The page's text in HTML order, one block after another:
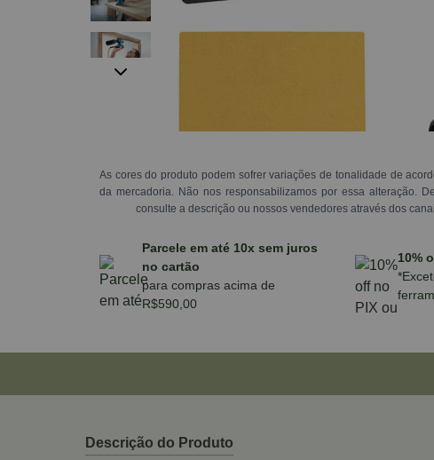
As cores do produto podem sofrer variações de tonalidade de
da mercadoria. Não nos responsabilizamos por essa alteração.
consulte a descrição ou nossos vendedores através dos
Parcele em até 10x sem juros
no cartão
para compras acima de
R$590,00
10%
Descrição do Produto